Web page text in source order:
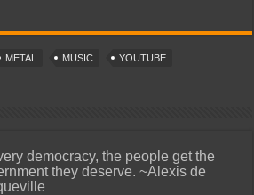
METAL MUSIC YOUTUBE
democracy, the people get the
they deserve. ~Alexis de